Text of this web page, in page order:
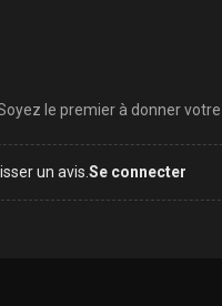
le premier à donner votre
un avis. Se connecter